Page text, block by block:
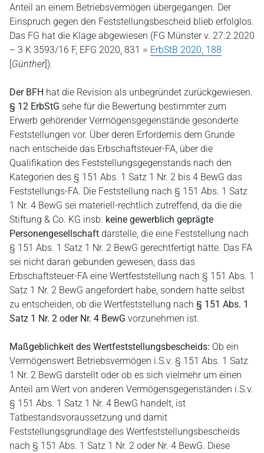
Anteil an einem Betriebsvermögen übergegangen. Der
Einspruch gegen den Feststellungsbescheid blieb erfolglos.
Das FG hat die Klage abgewiesen (FG Münster v. 27.2.2020
– 3 K 3593/16 F, EFG 2020, 831 = ErbStB 2020, 188
[Günther]).
Der BFH hat die Revision als unbegründet zurückgewiesen.
§ 12 ErbStG sehe für die Bewertung bestimmter zum
Erwerb gehörender Vermögensgegenstände gesonderte
Feststellungen vor. Über deren Erfordernis dem Grunde
nach entscheide das Erbschaftsteuer-FA, über die
Qualifikation des Feststellungsgegenstands nach den
Kategorien des § 151 Abs. 1 Satz 1 Nr. 2 bis 4 BewG das
Feststellungs-FA. Die Feststellung nach § 151 Abs. 1 Satz
1 Nr. 4 BewG sei materiell-rechtlich zutreffend, da die die
Stiftung & Co. KG insb. keine gewerblich geprägte
Personengesellschaft darstelle, die eine Feststellung nach
§ 151 Abs. 1 Satz 1 Nr. 2 BewG gerechtfertigt hätte. Das FA
sei nicht daran gebunden gewesen, dass das
Erbschaftsteuer-FA eine Wertfeststellung nach § 151 Abs. 1
Satz 1 Nr. 2 BewG angefordert habe, sondern hatte selbst
zu entscheiden, ob die Wertfeststellung nach § 151 Abs. 1
Satz 1 Nr. 2 oder Nr. 4 BewG vorzunehmen ist.
Maßgeblichkeit des Wertfeststellungsbescheids: Ob ein
Vermögenswert Betriebsvermögen i.S.v. § 151 Abs. 1 Satz
1 Nr. 2 BewG darstellt oder ob es sich vielmehr um einen
Anteil am Wert von anderen Vermögensgegenständen i.S.v.
§ 151 Abs. 1 Satz 1 Nr. 4 BewG handelt, ist
Tatbestandsvoraussetzung und damit
Feststellungsgrundlage des Wertfeststellungsbescheids
nach § 151 Abs. 1 Satz 1 Nr. 2 oder Nr. 4 BewG. Diese